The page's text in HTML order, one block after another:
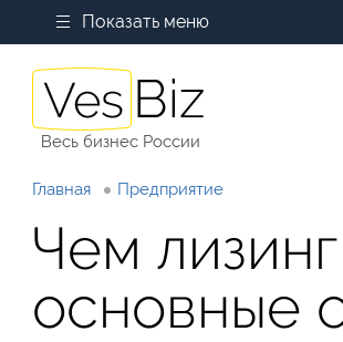
Показать меню
Весь бизнес России
Главная Предприятие
Чем
основные